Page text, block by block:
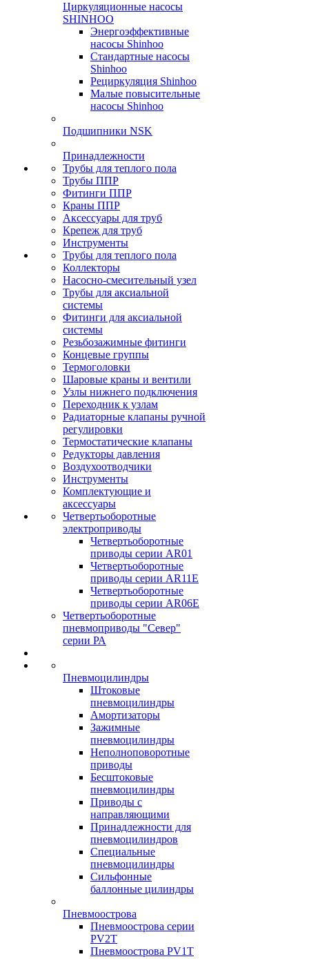
Циркуляционные насосы
SHINHOO
Энергоэффективные
насосы Shinhoo
Стандартные насосы
Shinhoo
Рециркуляция Shinhoo
Малые повысительные
насосы Shinhoo
Подшипники NSK
Принадлежности
Трубы для теплого пола
Трубы ППР
Фитинги ППР
Краны ППР
Аксессуары для труб
Крепеж для труб
Инструменты
Трубы для теплого пола
Коллекторы
Насосно-смесительный узел
Трубы для аксиальной
системы
Фитинги для аксиальной
системы
Резьбозажимные фитинги
Концевые группы
Термоголовки
Шаровые краны и вентили
Узлы нижнего подключения
Переходник к узлам
Радиаторные клапаны ручной
регулировки
Термостатические клапаны
Редукторы давления
Воздухоотводчики
Инструменты
Комплектующие и
аксессуары
Четвертьоборотные
электроприводы
Четвертьоборотные
приводы серии AR01
Четвертьоборотные
приводы серии AR11E
Четвертьоборотные
приводы серии AR06E
Четвертьоборотные
пневмоприводы "Север"
серии РА
Пневмоцилиндры
Штоковые
пневмоцилиндры
Амортизаторы
Зажимные
пневмоцилиндры
Неполноповоротные
приводы
Бесштоковые
пневмоцилиндры
Приводы с
направляющими
Принадлежности для
пневмоцилиндров
Специальные
пневмоцилиндры
Сильфонные
баллонные цилиндры
Пневмоострова
Пневмоострова серии
PV2T
Пневмоострова PV1T